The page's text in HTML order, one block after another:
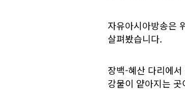
자유아시아방송은
살펴봤습니다.
장백-혜산 다리에
강물이 얕아지는